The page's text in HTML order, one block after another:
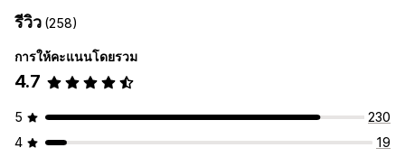
รีวิว (258)
การให้คะแนนโดยรวม
4.7
5
230
4
19